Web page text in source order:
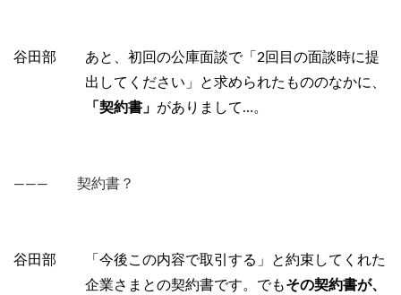
谷田部 あと、初回の公庫面談で「2回目の面談時に提
出してください」と求められたもののなかに、
「契約書」 がありまして…。
――― 契約書？
谷田部 「今後この内容で取引する」と約束してくれた
企業さまとの契約書です。でもその契約書が、